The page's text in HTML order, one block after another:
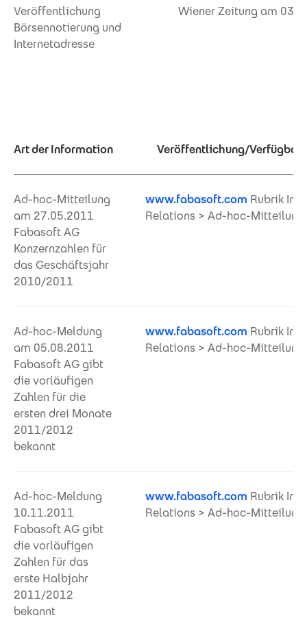
Veröffentlichung
Börsennotierung und
Internetadresse
Wiener Zeitung am
Art der Information Veröffentlichung/Verfügbar
Ad-hoc-Mitteilung
am 27.05.2011
Fabasoft AG
Konzernzahlen für
das Geschäftsjahr
2010/2011
www.fabasoft.com Rubrik
Relations > Ad-hoc-
Ad-hoc-Meldung
am 05.08.2011
Fabasoft AG gibt
die vorläufigen
Zahlen für die
ersten drei Monate
2011/2012
bekannt
www.fabasoft.com Rubrik
Relations > Ad-hoc-
Ad-hoc-Meldung
10.11.2011
Fabasoft AG gibt
die vorläufigen
Zahlen für das
erste Halbjahr
2011/2012
bekannt
www.fabasoft.com Rubrik
Relations > Ad-hoc-